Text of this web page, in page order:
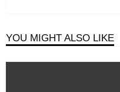
YOU MIGHT ALSO LIKE